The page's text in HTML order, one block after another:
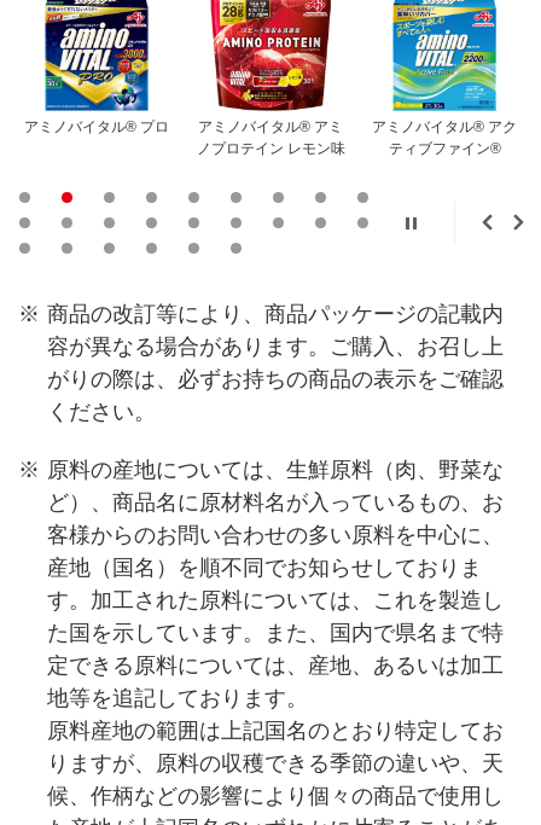
アミノバイタル® プロ
アミノバイタル® アミ
ノプロテイン レモン味
アミノバイタル® アク
ティブファイン®
※ 商品の改訂等により、商品パッケージの記載内
容が異なる場合があります。ご購入、お召し上
がりの際は、必ずお持ちの商品の表示をご確認
ください。
※ 原料の産地については、生鮮原料（肉、野菜な
ど）、商品名に原材料名が入っているもの、お
客様からのお問い合わせの多い原料を中心に、
産地（国名）を順不同でお知らせしておりま
す。加工された原料については、これを製造し
た国を示しています。また、国内で県名まで特
定できる原料については、産地、あるいは加工
地等を追記しております。
原料産地の範囲は上記国名のとおり特定してお
りますが、原料の収穫できる季節の違いや、天
候、作柄などの影響により個々の商品で使用し